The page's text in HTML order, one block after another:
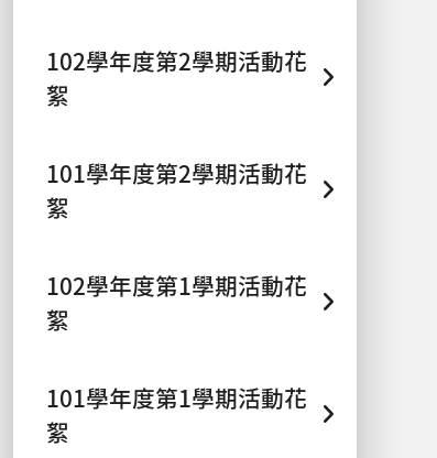
102學年度第2學期活動花
絮
101學年度第2學期活動花
絮
102學年度第1學期活動花
絮
101學年度第1學期活動花
絮